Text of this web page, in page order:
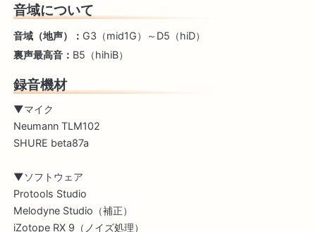
音域について
音域（地声）： G3（mid1G）～D5（hiD）
裏声最高音： B5（hihiB）
録音機材
▼マイク
Neumann TLM102
SHURE beta87a
▼ソフトウェア
Protools Studio
Melodyne Studio（補正）
iZotope RX 9（ノイズ処理）